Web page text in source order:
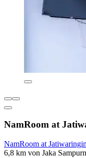
NamRoom at
NamRoom at Jatiwaringin
6,8 km von Jaka